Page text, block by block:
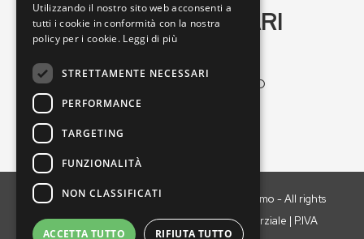
GEO VERDE DI SOGARI
MASSIMO
Via Nuova Ponente, 25/2, 41012 Carpi MO
Tel: 059664547
Email:geoverde@geoverde.it
Copyright © 2021 GEO VERDE di Sogari Massimo - All rights
reserved. È vietata la riproduzione anche parziale | P.IVA
Utilizzando il nostro sito web acconsenti a
tutti i cookie in conformità con la nostra
policy per i cookie. Leggi di più
STRETTAMENTE NECESSARI
PERFORMANCE
TARGETING
FUNZIONALITÀ
NON CLASSIFICATI
ACCETTA TUTTO RIFIUTA TUTTO